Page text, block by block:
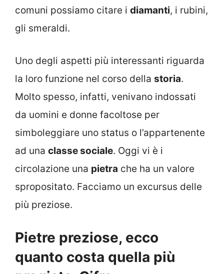
comuni possiamo citare i diamanti, i rubini,
gli smeraldi.
Uno degli aspetti più interessanti riguarda
la loro funzione nel corso della storia.
Molto spesso, infatti, venivano indossati
da uomini e donne facoltose per
simboleggiare uno status o l’appartenente
ad una classe sociale. Oggi vi è i
circolazione una pietra che ha un valore
spropositato. Facciamo un excursus delle
più preziose.
Pietre preziose, ecco
quanto costa quella più